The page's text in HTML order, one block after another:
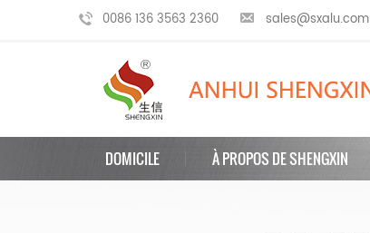
0086 136 3563 2360 sales@sxalu.com
DOMICILE À PROPOS DE SHENGXIN